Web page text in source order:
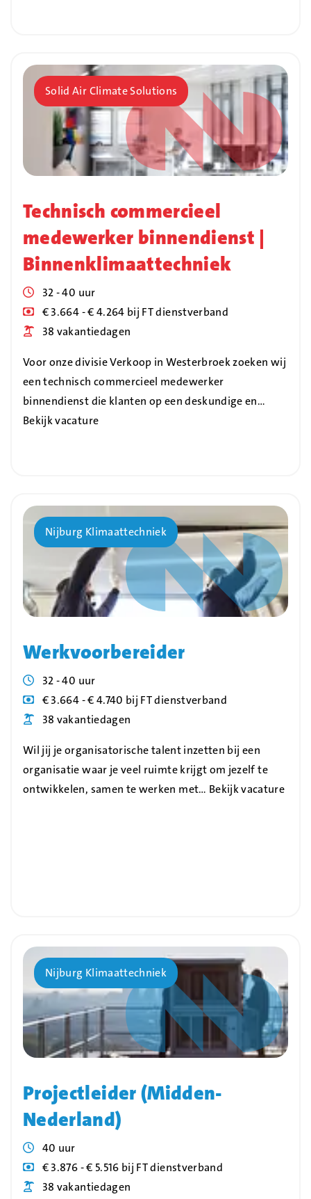
Technisch commercieel
medewerker binnendienst |
Binnenklimaattechniek
Bedrijf
Solid Air Climate Solutions
Uren
32 - 40 uur
Blog_field_Salaris
€ 3.664 - € 4.264 bij FT dienstverband
Blog_field_Vakantiedagen
38 vakantiedagen
Voor onze divisie Verkoop in Westerbroek zoeken wij
een technisch commercieel medewerker
binnendienst die klanten op een deskundige en…
Bekijk vacature
Werkvoorbereider
Bedrijf
Nijburg Klimaattechniek
Uren
32 - 40 uur
Blog_field_Salaris
€ 3.664 - € 4.740 bij FT dienstverband
Blog_field_Vakantiedagen
38 vakantiedagen
Wil jij je organisatorische talent inzetten bij een
organisatie waar je veel ruimte krijgt om jezelf te
ontwikkelen, samen te werken met… Bekijk vacature
Projectleider (Midden-
Nederland)
Bedrijf
Nijburg Klimaattechniek
Uren
40 uur
Blog_field_Salaris
€ 3.876 - € 5.516 bij FT dienstverband
Blog_field_Vakantiedagen
38 vakantiedagen